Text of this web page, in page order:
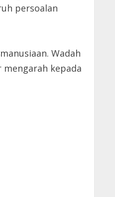
persoalan
Wadah
kepada